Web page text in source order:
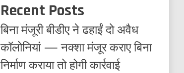
Recent Posts
बिना मंजूरी बीडीए ने ढहाईं दो अवैध
कॉलोनियां — नक्शा मंजूर कराए बिना
निर्माण कराया तो होगी कार्रवाई